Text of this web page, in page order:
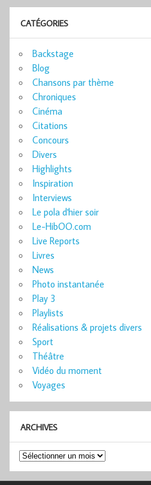
CATÉGORIES
Backstage
Blog
Chansons par thème
Chroniques
Cinéma
Citations
Concours
Divers
Highlights
Inspiration
Interviews
Le pola d'hier soir
Le-HibOO.com
Live Reports
Livres
News
Photo instantanée
Play 3
Playlists
Réalisations & projets divers
Sport
Théâtre
Vidéo du moment
Voyages
ARCHIVES
Archives